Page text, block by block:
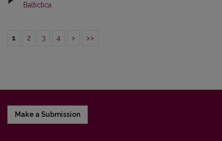
Baltictica
1 2 3 4 > >>
Make a Submission